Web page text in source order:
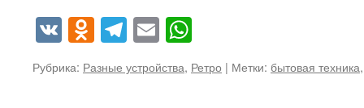
VKOdnoklassniki
Telegram
Email
Рубрика: Разные устройства, Ретро | Метки: бытовая техника